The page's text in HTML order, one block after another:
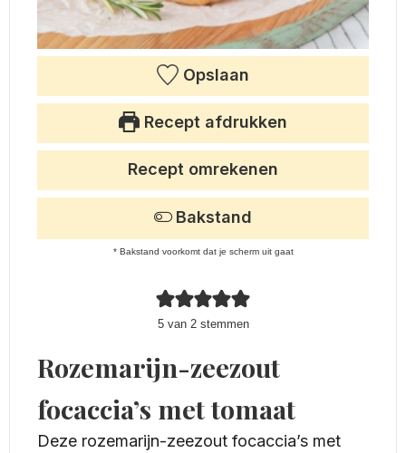
Opslaan
Recept afdrukken
5van 2stemmen
Recept omrekenen
Bakstand
* Bakstand voorkomt dat je scherm uit gaat
Rozemarijn-zeezout
focaccia’s met tomaat
Deze rozemarijn-zeezout focaccia’s met